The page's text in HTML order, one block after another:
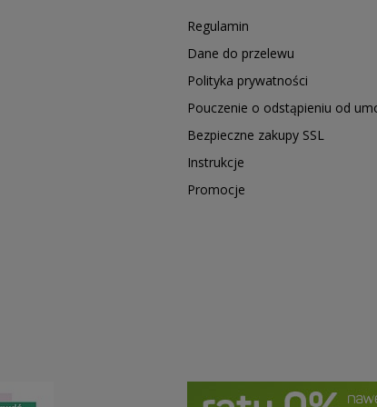
Regulamin
Dane do przelewu
Polityka prywatności
Pouczenie o odstąpieniu od
Bezpieczne zakupy SSL
Instrukcje
Promocje